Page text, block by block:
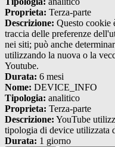
Proprieta: Terza-parte
Descrizione: Questo cookie
traccia delle preferenze
nei siti; può anche
utilizzando la nuova o la
Youtube.
Durata: 6 mesi
Nome: DEVICE_INFO
Tipologia: analitico
Proprieta: Terza-parte
Descrizione: YouTube
tipologia di device utilizzata
Durata: 1 giorno